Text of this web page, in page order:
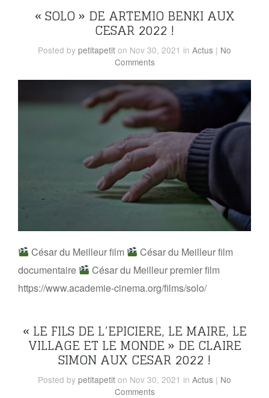
« SOLO » DE ARTEMIO BENKI AUX
CESAR 2022 !
Posted by petitapetit on Nov 30, 2021 in Actus | No
Comments
César du Meilleur film
César du Meilleur film
documentaire
César du Meilleur premier film
https://www.academie-cinema.org/films/solo/
« LE FILS DE L’EPICIERE, LE MAIRE, LE
VILLAGE ET LE MONDE » DE CLAIRE
SIMON AUX CESAR 2022 !
Posted by petitapetit on Nov 30, 2021 in Actus | No
Comments